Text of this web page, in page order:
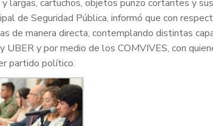
cartuchos, objetos punzo cortantes y
de Seguridad Pública, informó que con
manera directa, contemplando distintas
y por medio de los COMVIVES, con
partido político.